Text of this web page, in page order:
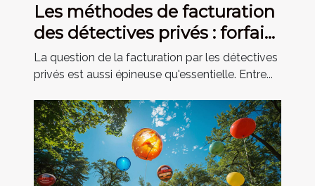
Les méthodes de facturation
des détectives privés : forfait
ou temps passé ?
La question de la facturation par les détectives
privés est aussi épineuse qu'essentielle. Entre...